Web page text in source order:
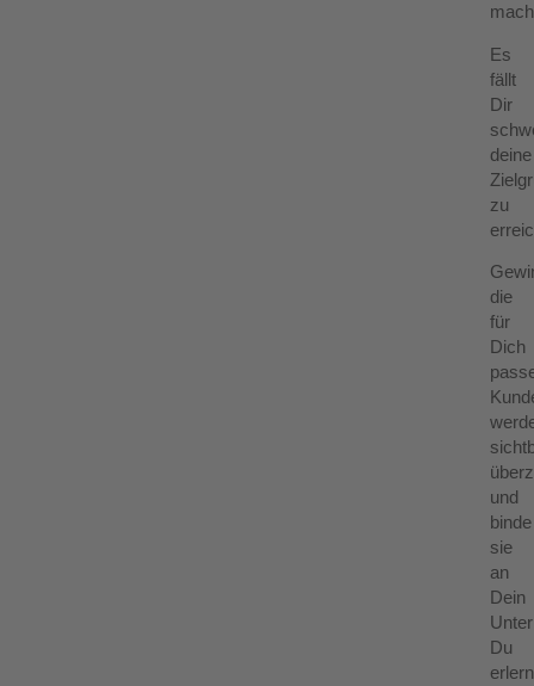
Es
fällt
Dir
deine
zu
die
für
Dich
und
binde
sie
an
Dein
Du